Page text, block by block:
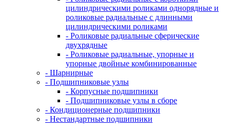
цилиндрическими роликами однорядные и
роликовые радиальные с длинными
цилиндрическими роликами
- Роликовые радиальные сферические
двухрядные
- Роликовые радиальные, упорные и
упорные двойные комбинированные
- Шарнирные
- Подшипниковые узлы
- Корпусные подшипники
- Подшипниковые узлы в сборе
- Кондиционерные подшипники
- Нестандартные подшипники